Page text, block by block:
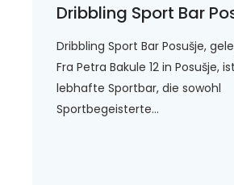
Dribbling Sport Bar
Dribbling Sport Bar Posušje,
Fra Petra Bakule 12 in Posušje,
lebhafte Sportbar, die sowohl
Sportbegeisterte...